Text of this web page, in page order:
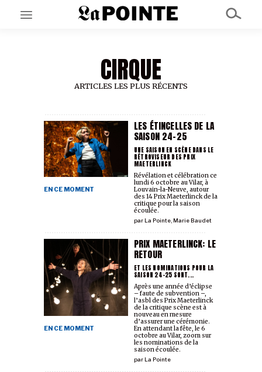
EN CE MOMENT
GRAND ANGLE
AU LARGE
À PROPOS
NOS PARTENAIRES
CIRQUE
ARTICLES LES PLUS RÉCENTS
LES ÉTINCELLES DE LA
SAISON 24-25
UNE SAISON EN SCÈNE DANS LE
RÉTROVISEUR DES PRIX
MAETERLINCK
EN CE MOMENT
parLa Pointe,Marie Baudet
Révélation et célébration ce
lundi 6 octobre au Vilar, à
Louvain-la-Neuve, autour
des 14 Prix Maeterlinck de la
critique pour la saison
écoulée.
PRIX MAETERLINCK: LE
RETOUR
ET LES NOMINATIONS POUR LA
SAISON 24-25 SONT...
EN CE MOMENT
parLa Pointe
Après une année d’éclipse
– faute de subvention –,
l’asbl des Prix Maeterlinck
de la critique scène est à
nouveau en mesure
d’assurer une cérémonie.
En attendant la fête, le 6
octobre au Vilar, zoom sur
les nominations de la
saison écoulée.